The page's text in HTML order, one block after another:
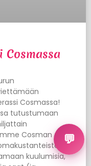
Cosmassa!
tutustumaan
Cosman
kuulumisia,
💬